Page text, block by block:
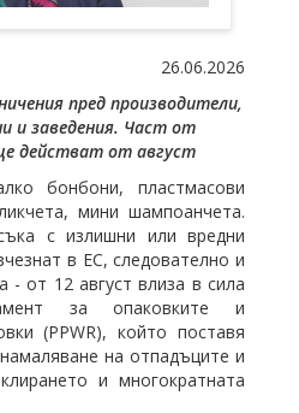
Абонирайте се!
26.06.2026
пред производители,
и заведения. Част от
действат от август
бонбони, пластмасови
мини шампоанчета.
с излишни или вредни
в ЕС, следователно и
- от 12 август влиза в сила
за опаковките и
(PPWR), който поставя
на отпадъците и
и многократната